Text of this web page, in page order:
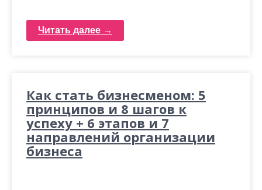
Читать далее →
Как стать бизнесменом: 5
принципов и 8 шагов к
успеху + 6 этапов и 7
направлений организации
бизнеса